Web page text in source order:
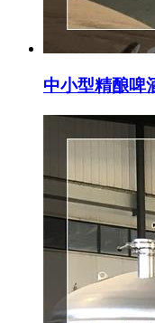
中小型精酿啤